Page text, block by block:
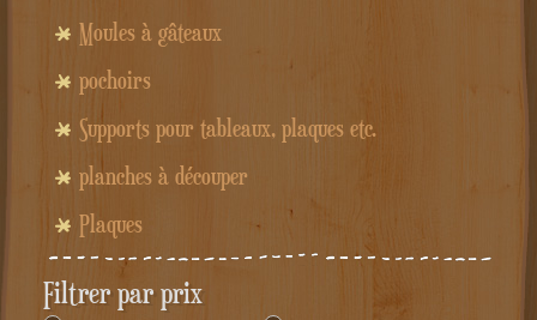
Moules à gâteaux
pochoirs
Supports pour tableaux, plaques etc.
planches à découper
Plaques
Filtrer par prix